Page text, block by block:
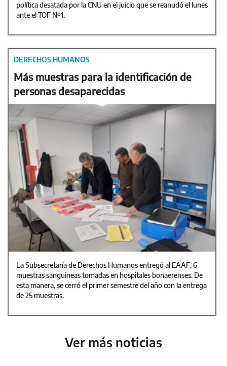
política desatada por la CNU en el juicio que se reanudó el lunes
ante el TOF Nº1.
DERECHOS HUMANOS
Más muestras para la identificación de
personas desaparecidas
La Subsecretaría de Derechos Humanos entregó al EAAF, 6
muestras sanguineas tomadas en hospitales bonaerenses. De
esta manera, se cerró el primer semestre del año con la entrega
de 25 muestras.
Ver más noticias